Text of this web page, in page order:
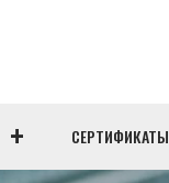
СЕРТИФИКАТЫ